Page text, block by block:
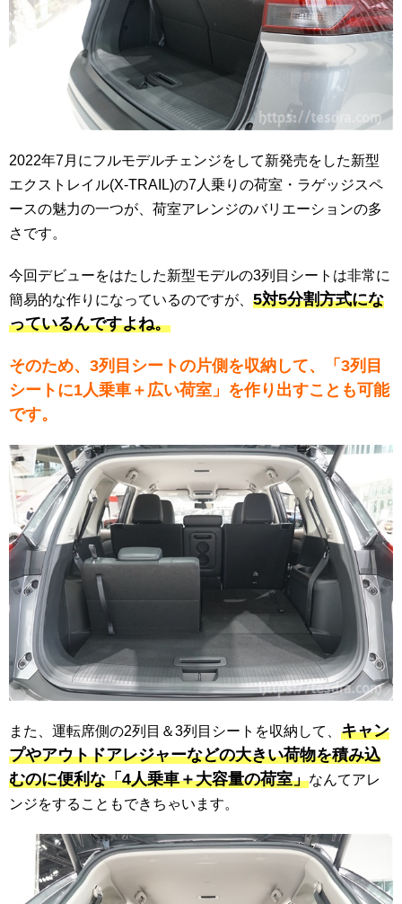
2022年7月にフルモデルチェンジをして新発売をした新型
エクストレイル(X-TRAIL)の7人乗りの荷室・ラゲッジスペ
ースの魅力の一つが、荷室アレンジのバリエーションの多
さです。
今回デビューをはたした新型モデルの3列目シートは非常に
簡易的な作りになっているのですが、 5対5分割方式にな
っているんですよね。
そのため、3列目シートの片側を収納して、「3列目
シートに1人乗車＋広い荷室」を作り出すことも可能
です。
また、運転席側の2列目＆3列目シートを収納して、 キャン
プやアウトドアレジャーなどの大きい荷物を積み込
むのに便利な「4人乗車＋大容量の荷室」なんてアレ
ンジをすることもできちゃいます。